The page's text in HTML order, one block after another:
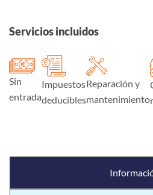
Servicios incluidos
Sin
entrada
Impuestos
deducibles
Reparación y
mantenimiento